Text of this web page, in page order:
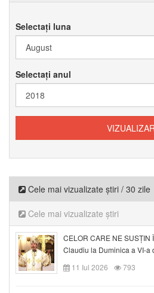
Selectați luna
Selectați anul
Cele mai vizualizate știri / 30 zile
Cele mai vizualizate știri
CELOR CARE NE SUSȚIN
Claudiu la Duminica a VI-a
11 Iul 2026
793